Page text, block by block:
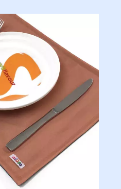
preço:
através
R$241,00